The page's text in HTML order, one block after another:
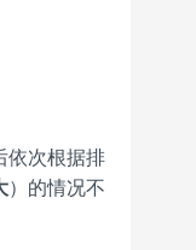
依次根据排
）的情况不